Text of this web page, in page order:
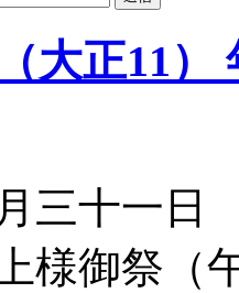
大正11）
三十一
様御祭（